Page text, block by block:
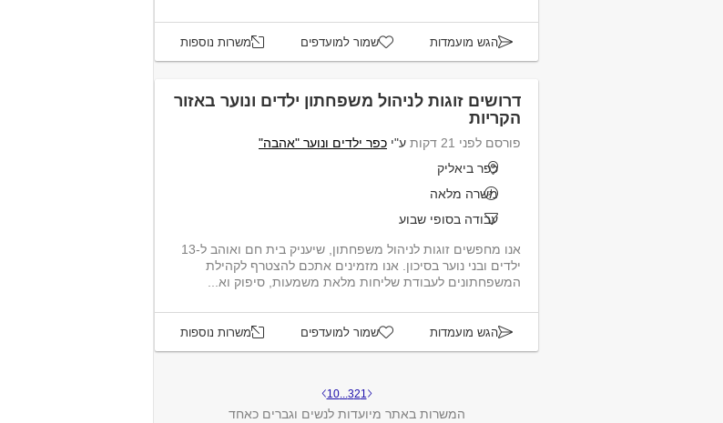
הגש מועמדות שמור למועדפים משרות נוספות
דרושים זוגות לניהול משפחתון ילדים ונוער באזור
הקריות
פורסם לפני 21 דקות ע"י כפר ילדים ונוער "אהבה"
כפר ביאליק
משרה מלאה
עבודה בסופי שבוע
אנו מחפשים זוגות לניהול משפחתון, שיעניק בית חם ואוהב ל-13
ילדים ובני נוער בסיכון. אנו מזמינים אתכם להצטרף לקהילת
המשפחתונים לעבודת שליחות מלאת משמעות, סיפוק וא...
הגש מועמדות שמור למועדפים משרות נוספות
1
2
3
...
10
המשרות באתר מיועדות לנשים וגברים כאחד